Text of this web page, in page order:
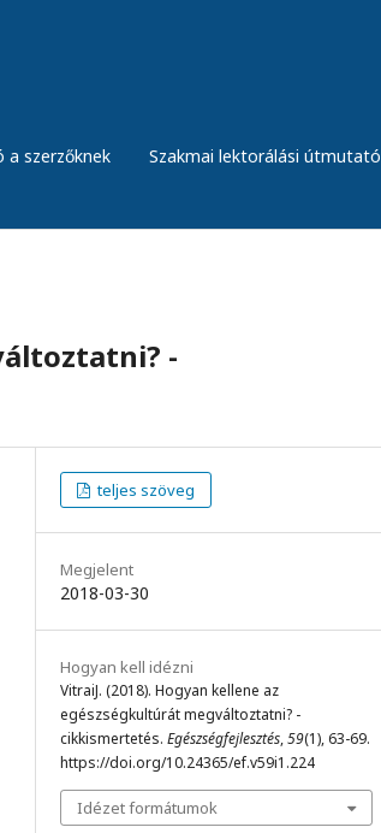
szerzőknek Szakmai lektorálási útmutató
-
teljes szöveg
Megjelent
2018-03-30
Hogyan kell idézni
VitraiJ. (2018). Hogyan kellene az
egészségkultúrát megváltoztatni? -
cikkismertetés. Egészségfejlesztés,59(1), 63-69.
https://doi.org/10.24365/ef.v59i1.224
Idézet formátumok